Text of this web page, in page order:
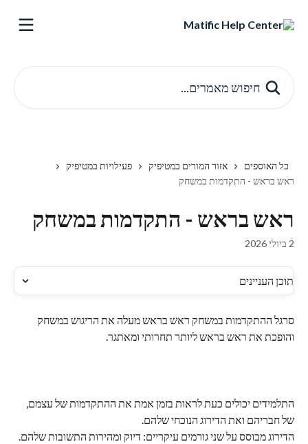
כל האוספים אזור המורים במטיפיק
פעילויות במטיפיק
ראש בראש - התקדמות במשחק
ראש בראש - התקדמות במשחק
2 ביולי 2026
תוכן העניינים
סרגל ההתקדמות במשחק ראש בראש מעלה את הריגוש במשחק
והופכת את ראש בראש ליותר תחרותי ומאתגר.
התלמידים יכולים כעת לראות בזמן אמת את ההתקדמות של עצמם,
של חבריהם ואת הדירוג הנוכחי שלהם.
הדירוג מבוסס על שני גורמים עיקריים: דיוק ומהירות התשובות שלהם.